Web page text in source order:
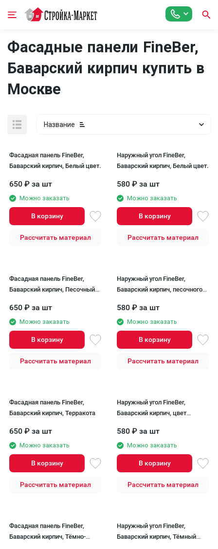
Фасадные панели FineBer,
Баварский кирпич купить в
Москве
Название
Фасадная панель FineBer,
Баварский кирпич, Белый цвет.
650 ₽ за шт
Можно заказать
В корзину
Рассчитать материал
Наружный угол FineBer,
Баварский кирпич, Белый цвет.
580 ₽ за шт
Можно заказать
В корзину
Рассчитать материал
Фасадная панель FineBer,
Баварский кирпич, Песочный
650 ₽ за шт
Можно заказать
В корзину
Рассчитать материал
Наружный угол FineBer,
Баварский кирпич, песочного
580 ₽ за шт
Можно заказать
В корзину
Рассчитать материал
Фасадная панель FineBer,
Баварский кирпич, Терракота
650 ₽ за шт
Можно заказать
В корзину
Рассчитать материал
Наружный угол FineBer,
Баварский кирпич, цвет
580 ₽ за шт
Можно заказать
В корзину
Рассчитать материал
Фасадная панель FineBer,
Баварский кирпич, Тёмно-
Наружный угол FineBer,
Баварский кирпич, Тёмный